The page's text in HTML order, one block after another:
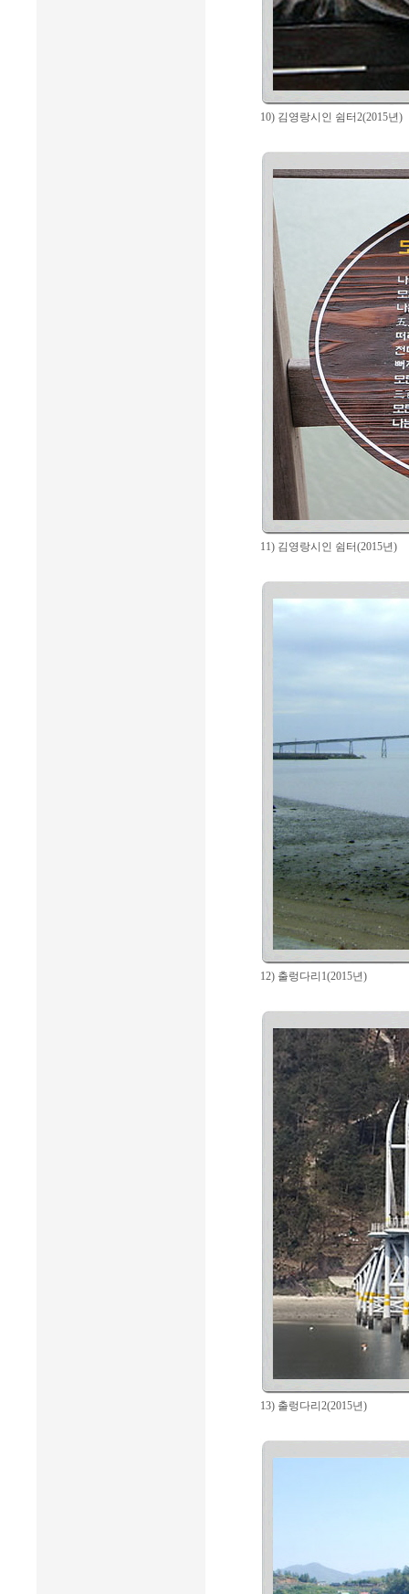
10) 김영랑시인 쉼터2(2015년)
11) 김영랑시인 쉼터(2015년)
12) 출렁다리1(2015년)
13) 출렁다리2(2015년)